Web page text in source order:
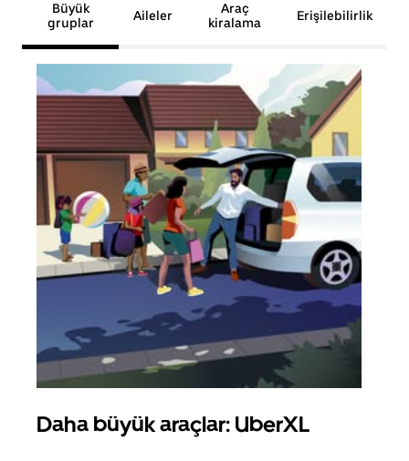
Büyük
gruplar
Aileler
Araç
kiralama
Erişilebilirlik
Daha büyük araçlar: UberXL